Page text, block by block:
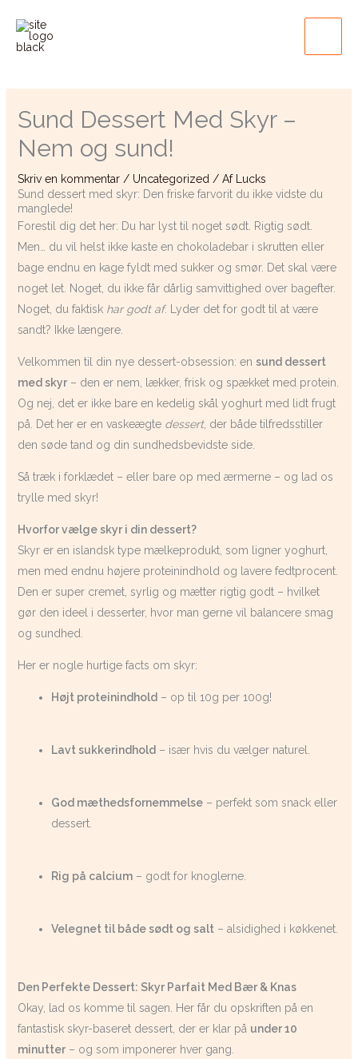
indholdet
Main
Sund Dessert Med Skyr –
Nem og sund!
Skriv en kommentar / Uncategorized / Af
Lucks
Sund dessert med skyr: Den friske farvorit du ikke vidste du
manglede!
Forestil dig det her: Du har lyst til noget sødt. Rigtig sødt.
Men… du vil helst ikke kaste en chokoladebar i skrutten eller
bage endnu en kage fyldt med sukker og smør. Det skal være
noget let. Noget, du ikke får dårlig samvittighed over bagefter.
Noget, du faktisk har godt af. Lyder det for godt til at være
sandt? Ikke længere.
Velkommen til din nye dessert-obsession: en sund dessert
med skyr– den er nem, lækker, frisk og spækket med protein.
Og nej, det er ikke bare en kedelig skål yoghurt med lidt frugt
på. Det her er en vaskeægte dessert, der både tilfredsstiller
den søde tand og din sundhedsbevidste side.
Så træk i forklædet – eller bare op med ærmerne – og lad os
trylle med skyr!
Hvorfor vælge skyr i din dessert?
Skyr er en islandsk type mælkeprodukt, som ligner yoghurt,
men med endnu højere proteinindhold og lavere fedtprocent.
Den er super cremet, syrlig og mætter rigtig godt – hvilket
gør den ideel i desserter, hvor man gerne vil balancere smag
og sundhed.
Her er nogle hurtige facts om skyr:
Højt proteinindhold – op til 10g per 100g!
Lavt sukkerindhold – især hvis du vælger naturel.
God mæthedsfornemmelse– perfekt som snack eller
dessert.
Rig på calcium– godt for knoglerne.
Velegnet til både sødt og salt– alsidighed i køkkenet.
Den Perfekte Dessert: Skyr Parfait Med Bær & Knas
Okay, lad os komme til sagen. Her får du opskriften på en
fantastisk skyr-baseret dessert, der er klar på under 10
minutter– og som imponerer hver gang.